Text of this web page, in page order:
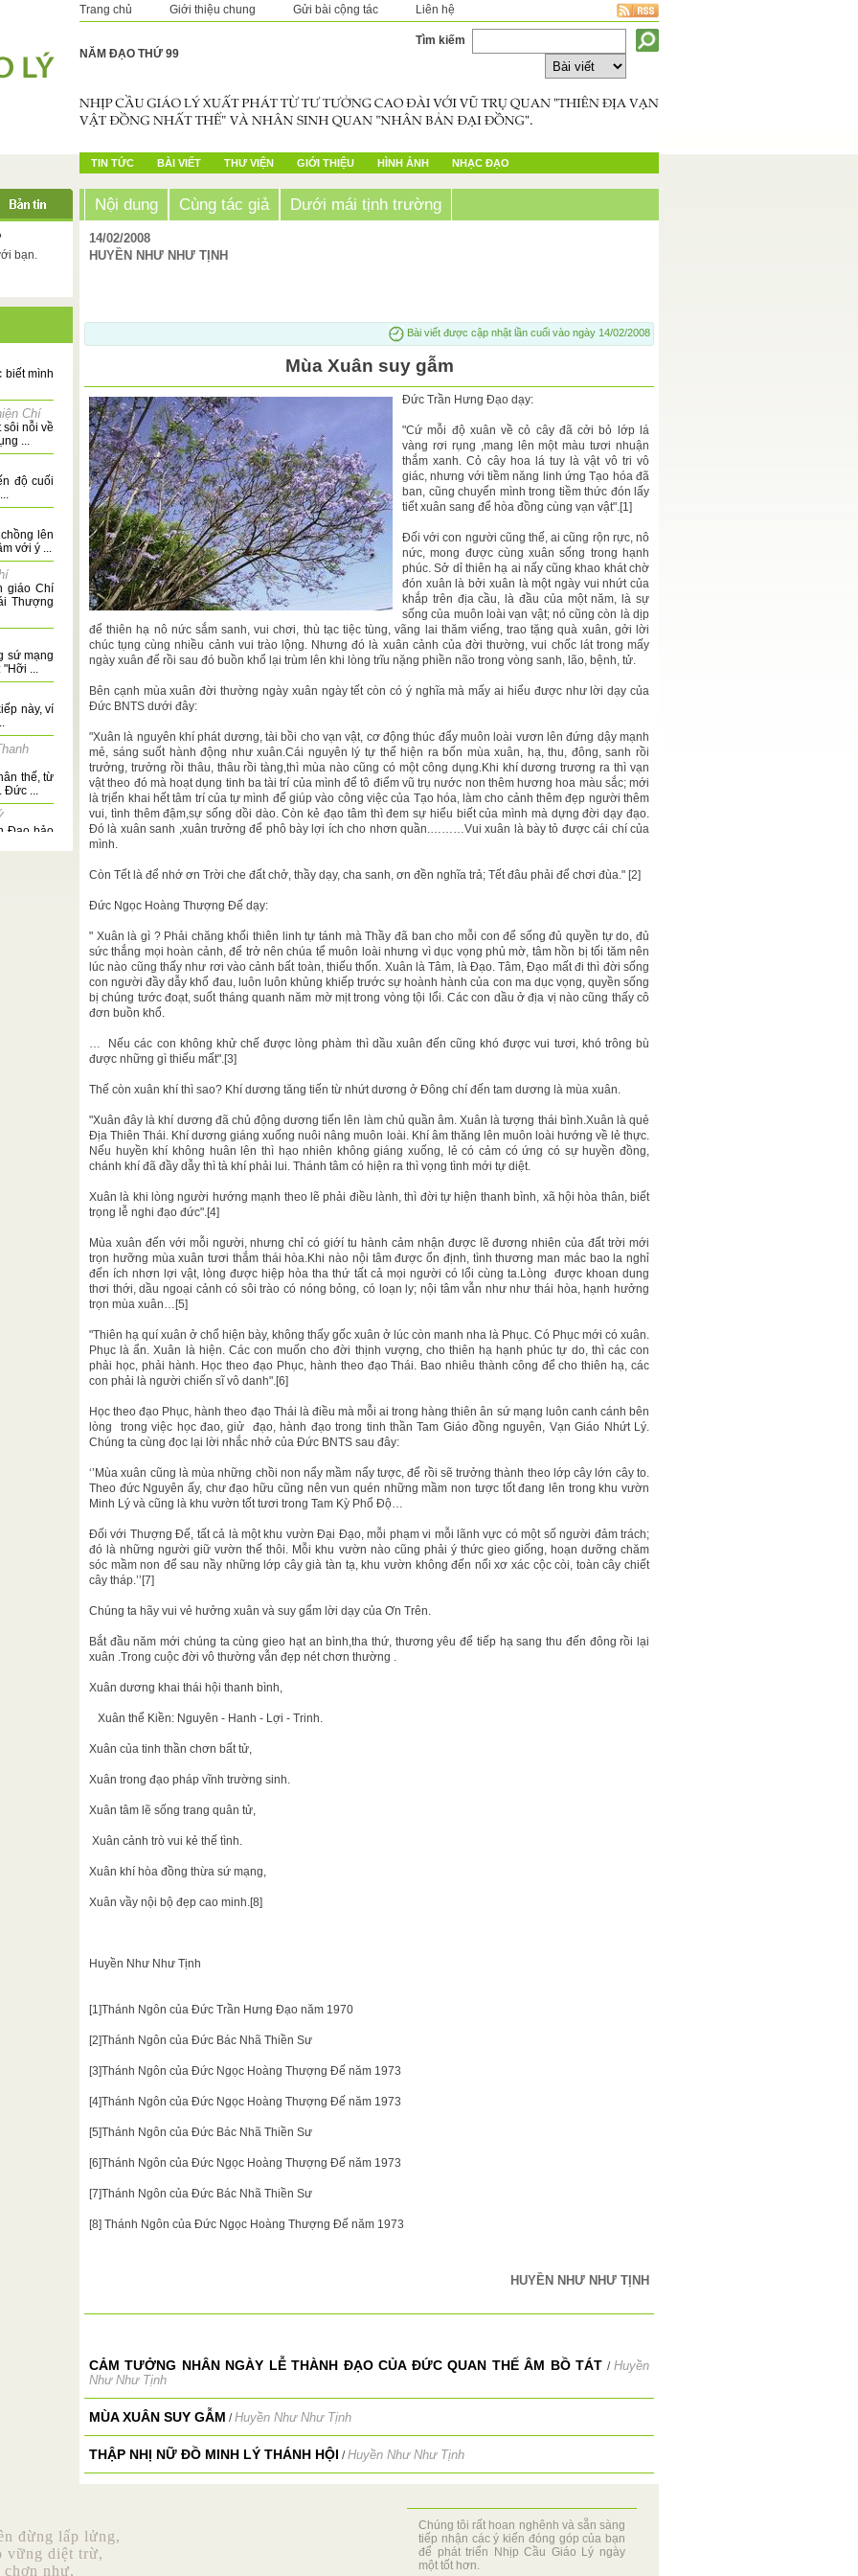
Trang chủ Giới thiệu chung Gửi bài cộng tác Liên hệ
NĂM ĐẠO THỨ 99
Tìm kiếm
TIN TỨC BÀI VIẾT THƯ VIỆN GIỚI THIỆU HÌNH ẢNH NHẠC ĐẠO
bạn.
biết mình
Chí
sôi nỗi về
...
độ cuối
lên
với ý ...
giáo Chí
Thượng
sứ mạng
"Hỡi ...
này, ví
thế, từ
Đức ...
Đạo bảo
Nội dung Cùng tác giả Dưới mái tịnh trường
14/02/2008
HUYỀN NHƯ NHƯ TỊNH
Bài viết được cập nhật lần cuối vào ngày 14/02/2008
Mùa Xuân suy gẫm
Đức Trần Hưng Đạo dạy:
"Cứ mỗi độ xuân về cỏ cây đã cởi bỏ lớp lá
vàng rơi rụng ,mang lên một màu tươi nhuận
thắm xanh. Cỏ cây hoa lá tuy là vật vô tri vô
giác, nhưng với tiềm năng linh ứng Tạo hóa đã
ban, cũng chuyển mình trong tiềm thức đón lấy
tiết xuân sang để hòa đồng cùng vạn vật".[1]
Đối với con người cũng thế, ai cũng rộn rực, nô
nức, mong được cùng xuân sống trong hạnh
phúc. Sở dỉ thiên hạ ai nấy cũng khao khát chờ
đón xuân là bởi xuân là một ngày vui nhứt của
khắp trên địa cầu, là đầu của một năm, là sự
sống của muôn loài vạn vật; nó cũng còn là dịp
để thiên hạ nô nức sắm sanh, vui chơi, thù tạc tiệc tùng, vãng lai thăm viếng, trao tặng quà xuân, gởi lời
chúc tụng cùng nhiều cảnh vui trào lộng. Nhưng đó là xuân cảnh của đời thường, vui chốc lát trong mấy
ngày xuân để rồi sau đó buồn khổ lại trùm lên khi lòng trĩu nặng phiền não trong vòng sanh, lão, bệnh, tử.
Bên cạnh mùa xuân đời thường ngày xuân ngày tết còn có ý nghĩa mà mấy ai hiểu được như lời dạy của
Đức BNTS dưới đây:
"Xuân là nguyên khí phát dương, tài bồi cho vạn vật, cơ động thúc đẩy muôn loài vươn lên đứng dậy mạnh
mẻ, sáng suốt hành động như xuân.Cái nguyên lý tự thể hiện ra bốn mùa xuân, hạ, thu, đông, sanh rồi
trưởng, trưởng rồi thâu, thâu rồi tàng,thì mùa nào cũng có một công dụng.Khi khí dương trương ra thì vạn
vật theo đó mà hoạt dụng tinh ba tài trí của mình để tô điểm vũ trụ nước non thêm hương hoa màu sắc; mới
là trịển khai hết tâm trí của tự mình để giúp vào công việc của Tạo hóa, làm cho cảnh thêm đẹp người thêm
vui, tình thêm đậm,sự sống dồi dào. Còn kẻ đạo tâm thì đem sự hiểu biết của mình mà dựng đời dạy đạo.
Đó là xuân sanh ,xuân trưởng để phô bày lợi ích cho nhơn quần.………Vui xuân là bày tỏ được cái chí của
mình.
Còn Tết là để nhớ ơn Trời che đất chở, thầy dạy, cha sanh, ơn đền nghĩa trả; Tết đâu phải để chơi đùa." [2]
Đức Ngọc Hoàng Thượng Đế dạy:
" Xuân là gì ? Phải chăng khối thiên linh tự tánh mà Thầy đã ban cho mỗi con để sống đủ quyền tự do, đủ
sức thắng mọi hoàn cảnh, để trở nên chúa tể muôn loài nhưng vì dục vọng phủ mờ, tâm hồn bị tối tăm nên
lúc nào cũng thấy như rơi vào cảnh bất toàn, thiếu thốn. Xuân là Tâm, là Đạo. Tâm, Đạo mất đi thì đời sống
con người đầy dẫy khổ đau, luôn luôn khủng khiếp trước sự hoành hành của con ma dục vọng, quyền sống
bị chúng tước đoạt, suốt tháng quanh năm mờ mịt trong vòng tội lổi. Các con dầu ở địa vị nào cũng thấy cô
đơn buồn khổ.
… Nếu các con không khử chế được lòng phàm thì dầu xuân đến cũng khó được vui tươi, khó trông bù
được những gì thiếu mất".[3]
Thế còn xuân khí thì sao? Khí dương tăng tiến từ nhứt dương ở Đông chí đến tam dương là mùa xuân.
"Xuân đây là khí dương đã chủ động dương tiến lên làm chủ quần âm. Xuân là tượng thái bình.Xuân là quẻ
Địa Thiên Thái. Khí dương giáng xuống nuôi nâng muôn loài. Khí âm thăng lên muôn loài hướng về lẻ thực.
Nếu huyền khí không huân lên thì hạo nhiên không giáng xuống, lẻ có cảm có ứng có sự huyền đồng,
chánh khí đã đầy dẫy thì tà khí phải lui. Thánh tâm có hiện ra thì vọng tình mới tự diệt.
Xuân là khi lòng người hướng mạnh theo lẽ phải điều lành, thì đời tự hiện thanh bình, xã hội hòa thân, biết
trọng lễ nghi đạo đức".[4]
Mùa xuân đến với mỗi người, nhưng chỉ có giớí tu hành cảm nhận được lẽ đương nhiên của đất trời mới
trọn hưỡng mùa xuân tươi thắm thái hòa.Khi nào nội tâm được ổn định, tình thương man mác bao la nghỉ
đến ích nhơn lợi vật, lòng được hiệp hòa tha thứ tất cả mọi người có lổi cùng ta.Lòng được khoan dung
thơi thới, dầu ngoại cảnh có sôi trào có nóng bỏng, có loạn ly; nội tâm vẫn như như thái hòa, hạnh hưởng
trọn mùa xuân…[5]
"Thiên hạ quí xuân ở chổ hiện bày, không thấy gốc xuân ở lúc còn manh nha là Phục. Có Phục mới có xuân.
Phục là ẩn. Xuân là hiện. Các con muốn cho đời thịnh vượng, cho thiên hạ hạnh phúc tự do, thì các con
phải học, phải hành. Học theo đạo Phục, hành theo đạo Thái. Bao nhiêu thành công để cho thiên hạ, các
con phải là người chiến sĩ vô danh".[6]
Học theo đạo Phục, hành theo đạo Thái là điều mà mỗi ai trong hàng thiên ân sứ mạng luôn canh cánh bên
lòng trong việc học đao, giử đạo, hành đạo trong tinh thần Tam Giáo đồng nguyên, Vạn Giáo Nhứt Lý.
Chúng ta cùng đọc lại lời nhắc nhở của Đức BNTS sau đây:
‘’Mùa xuân cũng là mùa những chồi non nẩy mầm nẩy tược, để rồi sẽ trưởng thành theo lớp cây lớn cây to.
Theo đức Nguyên ấy, chư đạo hữu cũng nên vun quén những mầm non tược tốt đang lên trong khu vườn
Minh Lý và cũng là khu vườn tốt tươi trong Tam Kỳ Phổ Độ…
Đối với Thượng Đế, tất cả là một khu vườn Đại Đạo, mỗi phạm vi mỗi lãnh vực có một số người đảm trách;
đó là những người giữ vườn thế thôi. Mỗi khu vườn nào cũng phải ý thức gieo giống, hoạn dưỡng chăm
sóc mầm non để sau nầy những lớp cây già tàn tạ, khu vườn không đến nổi xơ xác cộc còi, toàn cây chiết
cây tháp.’’[7]
Chúng ta hãy vui vẻ hưởng xuân và suy gẩm lời dạy của Ơn Trên.
Bắt đầu năm mới chúng ta cùng gieo hạt an bình,tha thứ, thương yêu để tiếp hạ sang thu đến đông rồi lại
xuân .Trong cuộc đời vô thường vẫn đẹp nét chơn thường .
Xuân dương khai thái hội thanh bình,
Xuân thể Kiền: Nguyên - Hanh - Lợi - Trinh.
Xuân của tinh thần chơn bất tử,
Xuân trong đạo pháp vĩnh trường sinh.
Xuân tâm lẽ sống trang quân tử,
Xuân cảnh trò vui kẻ thế tình.
Xuân khí hòa đồng thừa sứ mạng,
Xuân vầy nội bộ đẹp cao minh.[8]
Huyền Như Như Tịnh
[1]Thánh Ngôn của Đức Trần Hưng Đạo năm 1970
[2]Thánh Ngôn của Đức Bác Nhã Thiền Sư
[3]Thánh Ngôn của Đức Ngọc Hoàng Thượng Đế năm 1973
[4]Thánh Ngôn của Đức Ngọc Hoàng Thượng Đế năm 1973
[5]Thánh Ngôn của Đức Bác Nhã Thiền Sư
[6]Thánh Ngôn của Đức Ngọc Hoàng Thượng Đế năm 1973
[7]Thánh Ngôn của Đức Bác Nhã Thiền Sư
[8] Thánh Ngôn của Đức Ngọc Hoàng Thượng Đế năm 1973
HUYỀN NHƯ NHƯ TỊNH
CẢM TƯỞNG NHÂN NGÀY LỄ THÀNH ĐẠO CỦA ĐỨC QUAN THẾ ÂM BỒ TÁT /Huyền
Như Như Tịnh
MÙA XUÂN SUY GẪM /Huyền Như Như Tịnh
THẬP NHỊ NỮ ĐỒ MINH LÝ THÁNH HỘI /Huyền Như Như Tịnh
đừng lấp lửng,
vững diệt trừ,
như,
Chúng tôi rất hoan nghênh và sẵn sàng
tiếp nhận các ý kiến đóng góp của bạn
để phát triển Nhịp Cầu Giáo Lý ngày
một tốt hơn.